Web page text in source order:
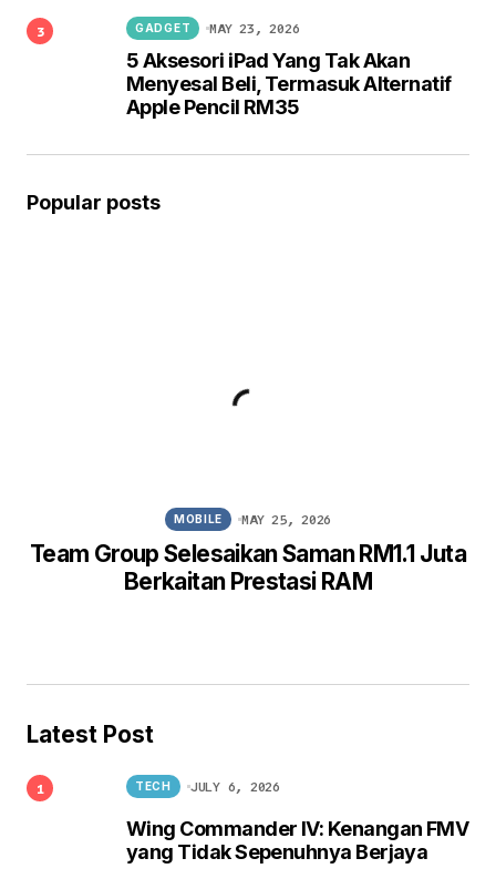
5 Aksesori iPad Yang Tak Akan
Menyesal Beli, Termasuk Alternatif
Apple Pencil RM35
GADGET MAY 23, 2026
Popular posts
Team Group Selesaikan Saman RM1.1 Juta
Berkaitan Prestasi RAM
MOBILE MAY 25, 2026
Latest Post
Wing Commander IV: Kenangan FMV
yang Tidak Sepenuhnya Berjaya
TECH JULY 6, 2026